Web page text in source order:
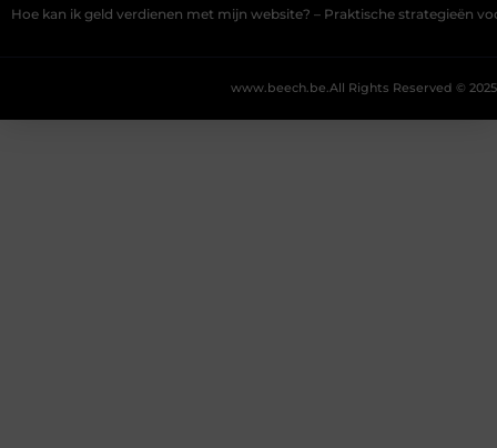
Hoe kan ik geld verdienen met mijn website? – Praktische strategieën
All Rights Reserved © 2025
www.beech.be.